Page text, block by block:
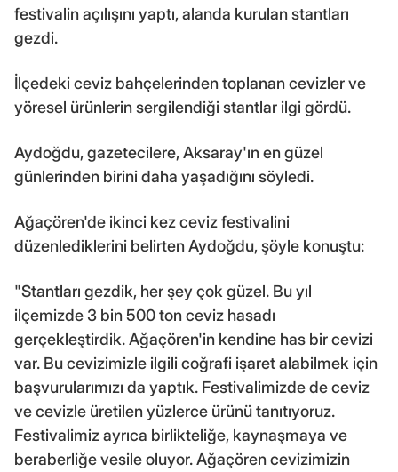
festivalin açılışını yaptı, alanda kurulan stantları
gezdi.
İlçedeki ceviz bahçelerinden toplanan cevizler ve
yöresel ürünlerin sergilendiği stantlar ilgi gördü.
Aydoğdu, gazetecilere, Aksaray'ın en güzel
günlerinden birini daha yaşadığını söyledi.
Ağaçören'de ikinci kez ceviz festivalini
düzenlediklerini belirten Aydoğdu, şöyle konuştu:
"Stantları gezdik, her şey çok güzel. Bu yıl
ilçemizde 3 bin 500 ton ceviz hasadı
gerçekleştirdik. Ağaçören'in kendine has bir cevizi
var. Bu cevizimizle ilgili coğrafi işaret alabilmek için
başvurularımızı da yaptık. Festivalimizde de ceviz
ve cevizle üretilen yüzlerce ürünü tanıtıyoruz.
Festivalimiz ayrıca birlikteliğe, kaynaşmaya ve
beraberliğe vesile oluyor. Ağaçören cevizimizin